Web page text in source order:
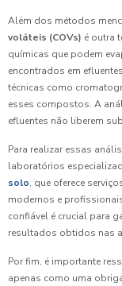
Além dos métodos
voláteis (COVs) é outra
químicas que podem
encontrados em
técnicas como
esses compostos. A
efluentes não liberem
Para realizar essas
laboratórios
solo, que oferece
modernos e
confiável é crucial para
resultados obtidos nas
Por fim, é importante
apenas como uma